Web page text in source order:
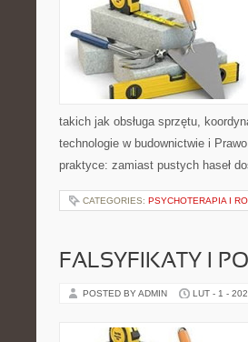
takich jak obsługa sprzętu,
technologie w budownictwie i
praktyce: zamiast pustych haseł
CATEGORIES: PSYCHOTERAPIA I
FALSYFIKATY I
POSTED BY ADMIN LUT - 1 -